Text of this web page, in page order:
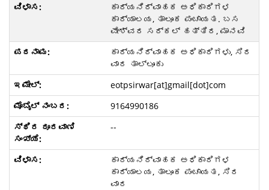
ಕಾರ್ಯನಿರ್ವಾಹಕ ಅಧಿಕಾರಿಗಳ
ಕಾರ್ಯಾಲಯ, ತಾಲೂಕ ಪಂಚಾಯತ. ಬಸ
ವೇಶ್ವರ ಸರ್ಕಲ್ ಹತ್ತಿರ, ಮಾನವಿ
ಕಾರ್ಯನಿರ್ವಾಹಕ ಅಧಿಕಾರಿಗಳು, ಸಿರ
ವಾರ ತಾಲ್ಲೂಕು
eotpsirwar[at]gmail[dot]com
9164990186
--
ಕಾರ್ಯನಿರ್ವಾಹಕ ಅಧಿಕಾರಿಗಳ
ಕಾರ್ಯಾಲಯ, ತಾಲೂಕ ಪಂಚಾಯತ, ಸಿರ
ವಾರ